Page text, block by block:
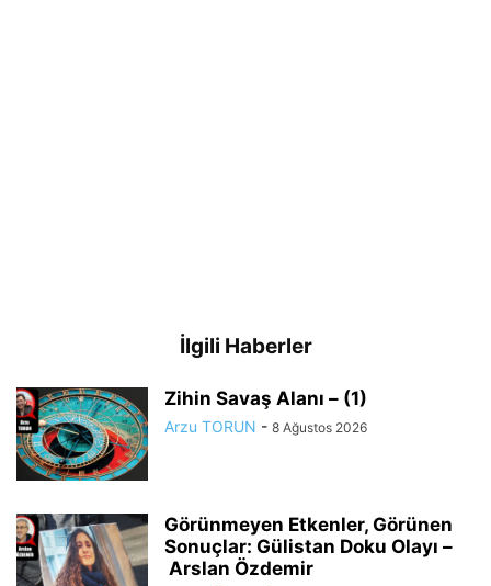
İlgili Haberler
Zihin Savaş Alanı – (1)
Arzu TORUN - 8 Ağustos 2026
Görünmeyen Etkenler, Görünen
Sonuçlar: Gülistan Doku Olayı –
Arslan Özdemir